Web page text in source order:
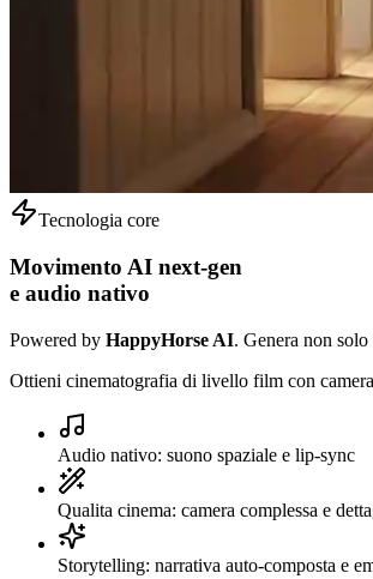
Tecnologia core
Movimento AI next-gen
e audio nativo
Powered by HappyHorse AI. Genera non
Ottieni cinematografia di livello film con
Audio nativo: suono spaziale e lip-sync
Qualita cinema: camera complessa e
Storytelling: narrativa auto-composta e